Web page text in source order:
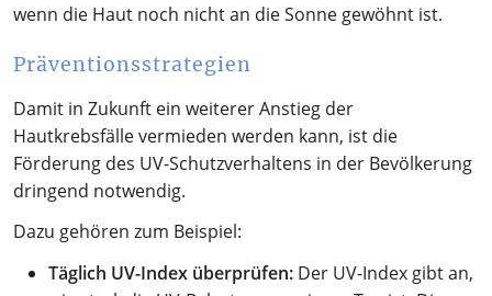
wenn die Haut noch nicht an die Sonne gewöhnt ist.
Präventionsstrategien
Damit in Zukunft ein weiterer Anstieg der
Hautkrebsfälle vermieden werden kann, ist die
Förderung des UV-Schutzverhaltens in der Bevölkerung
dringend notwendig.
Dazu gehören zum Beispiel:
Täglich UV-Index überprüfen: Der UV-Index gibt an,